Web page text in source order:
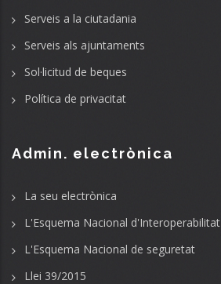
Serveis a la ciutadania
Serveis als ajuntaments
Sol·licitud de beques
Política de privacitat
Admin. electrònica
La seu electrònica
L'Esquema Nacional d'Interoperabilitat
L'Esquema Nacional de seguretat
Llei 39/2015